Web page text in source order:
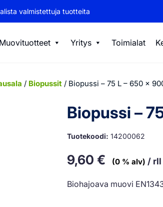
valmistettuja tuotteita
Muovituotteet Yritys Toimialat
/ Biopussit/ Biopussi – 75 L – 650 x
Biopussi –
Tuotekoodi: 14200062
9,60 € (0 % alv) / rll
Biohajoava muovi